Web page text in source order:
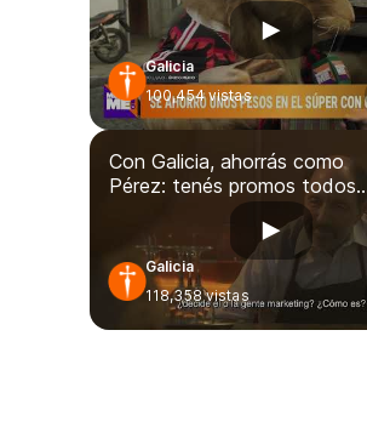
Galicia
100,454vistas
Con Galicia, ahorrás como
Pérez: tenés promos todos
los días, con reintegros en el
momento.
Galicia
118,358vistas